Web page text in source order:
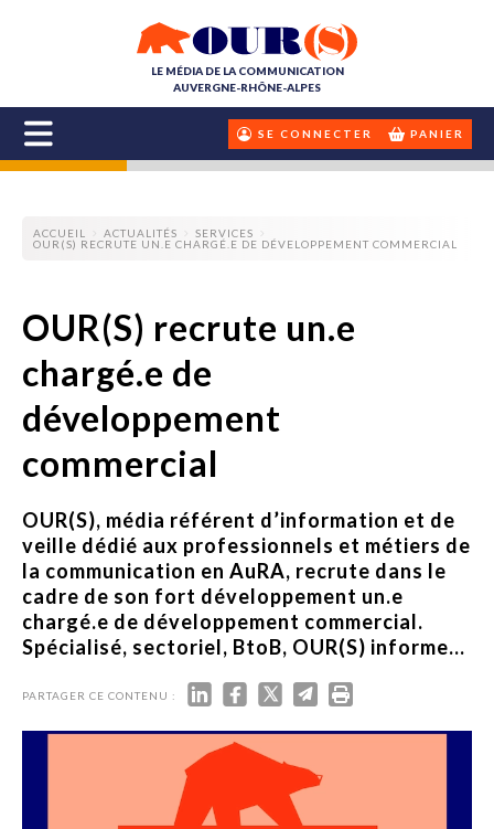
LE MÉDIA DE LA COMMUNICATION
AUVERGNE-RHÔNE-ALPES
SE CONNECTER PANIER
ACCUEIL ACTUALITÉS
SERVICES
OUR(S) RECRUTE UN.E CHARGÉ.E DE DÉVELOPPEMENT COMMERCIAL
OUR(S) recrute un.e
chargé.e de
développement
commercial
OUR(S), média référent d’information et de
veille dédié aux professionnels et métiers de
la communication en AuRA, recrute dans le
cadre de son fort développement un.e
chargé.e de développement commercial.
Spécialisé, sectoriel, BtoB, OUR(S) informe...
PARTAGER CE CONTENU :